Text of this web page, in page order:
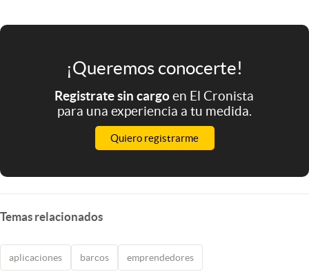
¡Queremos conocerte!
Registrate sin cargoen El Cronista
para una experiencia a tu medida.
Quiero registrarme
Temas relacionados
aplicaciones barcos emprendedores